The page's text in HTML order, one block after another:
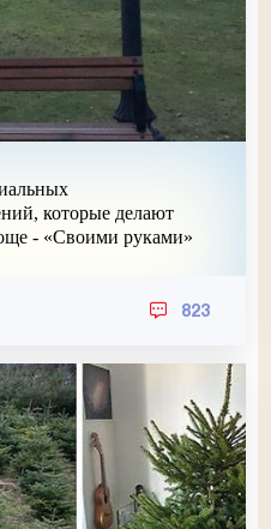
которые делают
- «Своими руками»
823